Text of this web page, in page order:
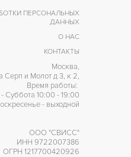
ПЕРСОНАЛЬНЫХ
ДАННЫХ
О НАС
КОНТАКТЫ
Москва,
Серп и Молот д 3, к 2,
Время работы:
Суббота 10:00 - 19:00
- выходной
ООО "СВИСС"
ИНН 9722007386
ОГРН 1217700420926